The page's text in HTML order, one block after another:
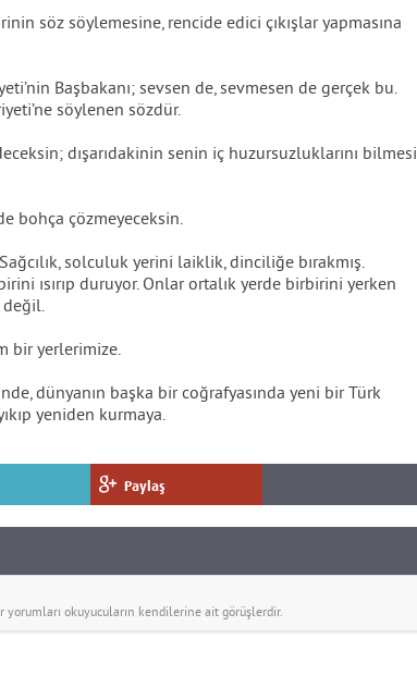
söz söylemesine, rencide edici çıkışlar yapmasına
Başbakanı; sevsen de, sevmesen de gerçek bu.
söylenen sözdür.
dışarıdakinin senin iç huzursuzluklarını bilmesi
bohça çözmeyeceksin.
solculuk yerini laiklik, dinciliğe bırakmış.
ısırıp duruyor. Onlar ortalık yerde birbirini yerken
değil.
bir yerlerimize.
dünyanın başka bir coğrafyasında yeni bir Türk
yeniden kurmaya.
Paylaş
yorumları okuyucuların kendilerine ait görüşlerdir.